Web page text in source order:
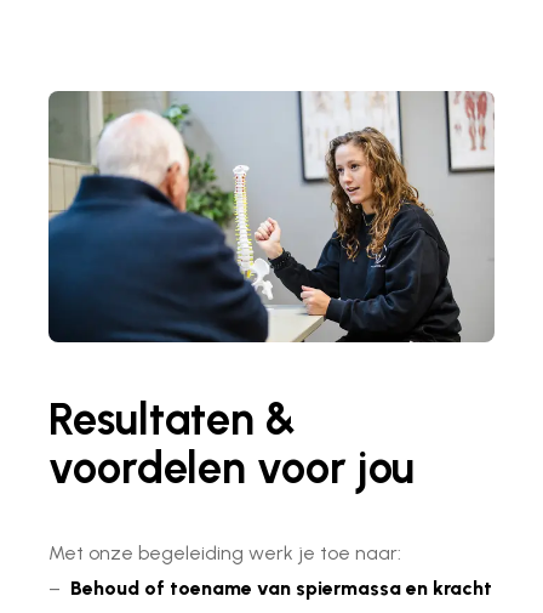
Resultaten &
voordelen voor jou
Met onze begeleiding werk je toe naar:
– Behoud of toename van spiermassa en kracht